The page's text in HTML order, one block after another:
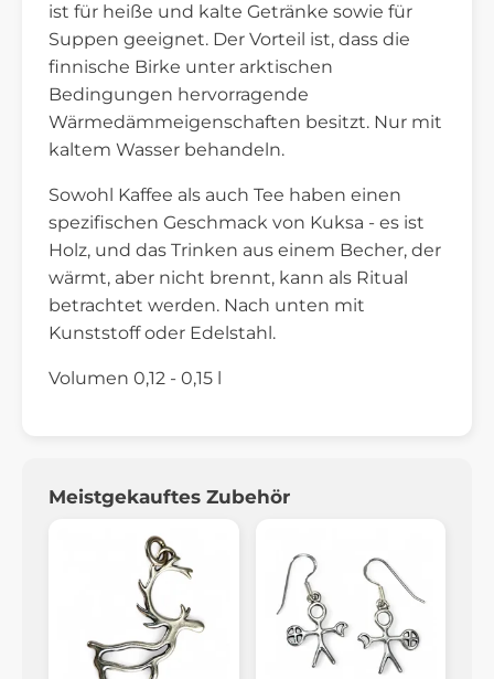
ist für heiße und kalte Getränke sowie für
Suppen geeignet. Der Vorteil ist, dass die
finnische Birke unter arktischen
Bedingungen hervorragende
Wärmedämmeigenschaften besitzt. Nur mit
kaltem Wasser behandeln.
Sowohl Kaffee als auch Tee haben einen
spezifischen Geschmack von Kuksa - es ist
Holz, und das Trinken aus einem Becher, der
wärmt, aber nicht brennt, kann als Ritual
betrachtet werden. Nach unten mit
Kunststoff oder Edelstahl.
Volumen 0,12 - 0,15 l
Meistgekauftes Zubehör